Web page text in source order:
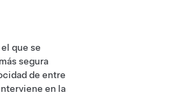
que se
segura
de entre
en la